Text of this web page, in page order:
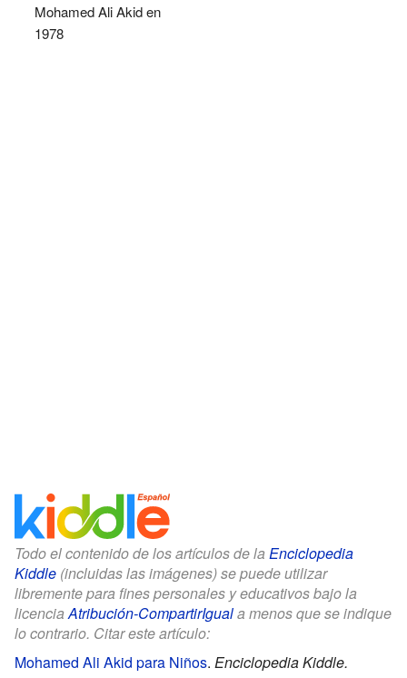
Mohamed Ali Akid en
1978
Todo el contenido de los artículos de la Enciclopedia
Kiddle (incluidas las imágenes) se puede utilizar
libremente para fines personales y educativos bajo la
licenciaAtribución-CompartirIguala menos que se indique
lo contrario. Citar este artículo:
Mohamed Ali Akid para Niños. Enciclopedia Kiddle.